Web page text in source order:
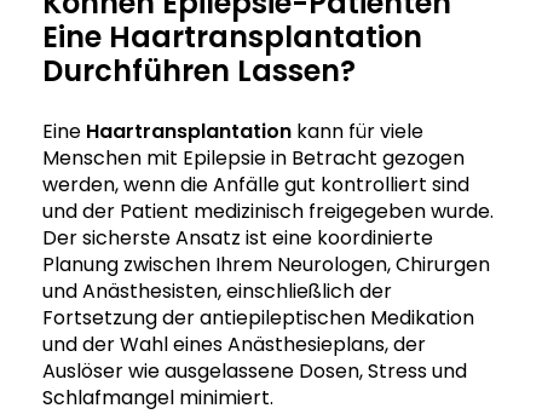
Eine Haartransplantation
Durchführen Lassen?
Eine Haartransplantation kann für viele
Menschen mit Epilepsie in Betracht gezogen
werden, wenn die Anfälle gut kontrolliert sind
und der Patient medizinisch freigegeben wurde.
Der sicherste Ansatz ist eine koordinierte
Planung zwischen Ihrem Neurologen, Chirurgen
und Anästhesisten, einschließlich der
Fortsetzung der antiepileptischen Medikation
und der Wahl eines Anästhesieplans, der
Auslöser wie ausgelassene Dosen, Stress und
Schlafmangel minimiert.